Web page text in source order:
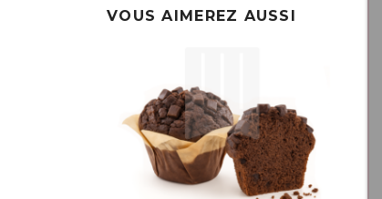
VOUS AIMEREZ AUSSI